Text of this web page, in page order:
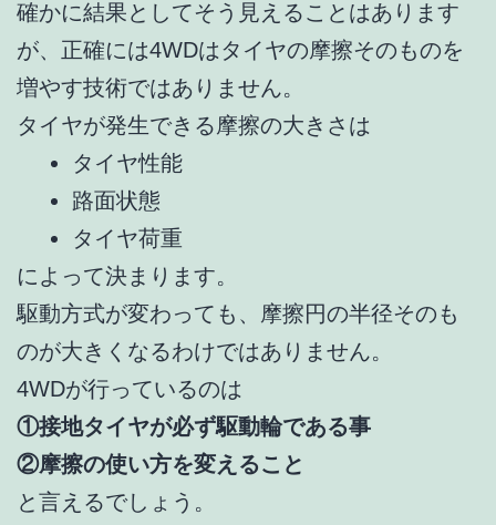
確かに結果としてそう見えることはあります
が、正確には4WDはタイヤの摩擦そのものを
増やす技術ではありません。
タイヤが発生できる摩擦の大きさは
タイヤ性能
路面状態
タイヤ荷重
によって決まります。
駆動方式が変わっても、摩擦円の半径そのも
のが大きくなるわけではありません。
4WDが行っているのは
①接地タイヤが必ず駆動輪である事
②摩擦の使い方を変えること
と言えるでしょう。